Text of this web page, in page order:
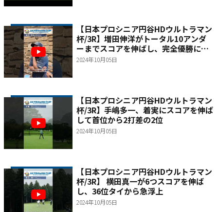
【日本プロシニア円谷HDウルトラマン
杯/3R】増田伸洋がトータル10アンダ
ーまでスコアを伸ばし、完全優勝に王
手
2024年10月05日
【日本プロシニア円谷HDウルトラマン
杯/3R】手嶋多一、着実にスコアを伸ば
して首位から2打差の2位
2024年10月05日
【日本プロシニア円谷HDウルトラマン
杯/3R】 横田真一が6つスコアを伸ば
し、36位タイから急浮上
2024年10月05日